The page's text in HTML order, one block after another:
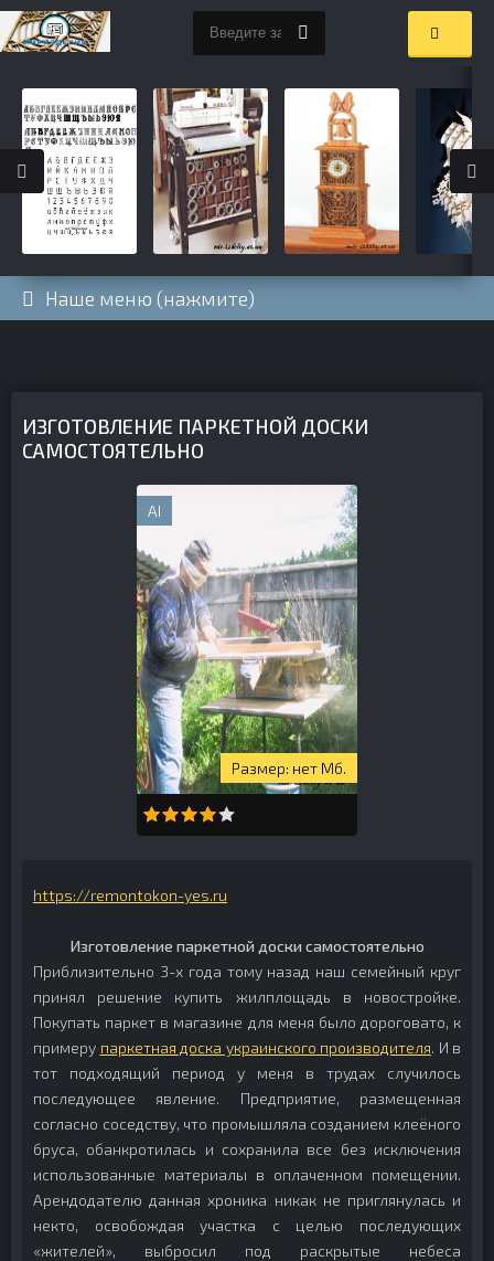
Наше меню (нажмите)
ИЗГОТОВЛЕНИЕ ПАРКЕТНОЙ ДОСКИ
САМОСТОЯТЕЛЬНО
AI
нет Мб.
https://remontokon-yes.ru
Изготовление паркетной доски самостоятельно
Приблизительно 3-х года тому назад наш семейный круг
принял решение купить жилплощадь в новостройке.
Покупать паркет в магазине для меня было дороговато, к
примеру паркетная доска украинского производителя. И в
тот подходящий период у меня в трудах случилось
последующее явление. Предприятие, размещенная
согласно соседству, что промышляла созданием клеёного
бруса, обанкротилась и сохранила все без исключения
использованные материалы в оплаченном помещении.
Арендодателю данная хроника никак не приглянулась и
некто, освобождая участка с целью последующих
«жителей», выбросил под раскрытые небеса